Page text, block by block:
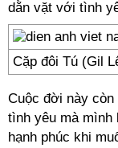
dằn vặt với tình
Cặp đôi Tú (Gil
Cuộc đời này
tình yêu mà
hạnh phúc khi